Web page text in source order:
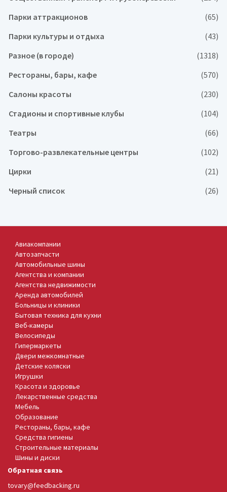
Парки аттракционов
(65)
Парки культуры и отдыха
(43)
Разное (в городе)
(1318)
Рестораны, бары, кафе
(570)
Салоны красоты
(230)
Стадионы и спортивные клубы
(104)
Театры
(66)
Торгово-развлекательные центры
(102)
Цирки
(21)
Черный список
(26)
Авиакомпании
Автозапчасти
Автомобильные шины
Агентства и компании
Агентства недвижимости
Аренда автомобилей
Больницы и клиники
Бытовая техника для кухни
Веб-камеры
Велосипеды
Гипермаркеты
Двери межкомнатные
Детские коляски
Игрушки
Красота и здоровье
Лекарственные средства
Мебель
Образование
Рестораны, бары, кафе
Средства гигиены
Строительные материалы
Шины и диски
Обратная связь
tovary@feedbacking.ru